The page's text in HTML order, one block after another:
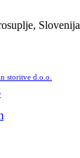
Slovenija
storitve d.o.o.